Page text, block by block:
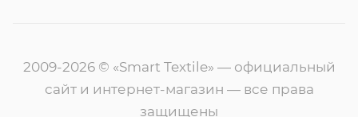
2009-2026 © «Smart Textile» — официальный
сайт и интернет-магазин — все права
защищены